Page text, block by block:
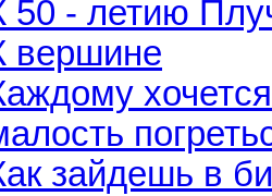
50 - летию
вершине
хочется
зайдешь в